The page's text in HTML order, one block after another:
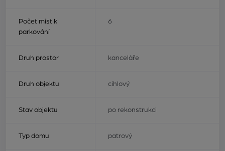
Počet míst k
parkování
6
Druh prostor kanceláře
Druh objektu cihlový
Stav objektu po rekonstrukci
Typ domu patrový